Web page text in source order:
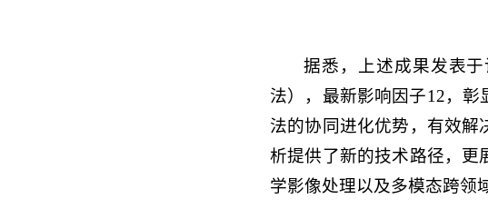
据悉，上述成果发表
法），最新影响因子12，
法的协同进化优势，有效
析提供了新的技术路径，更
学影像处理以及多模态跨领